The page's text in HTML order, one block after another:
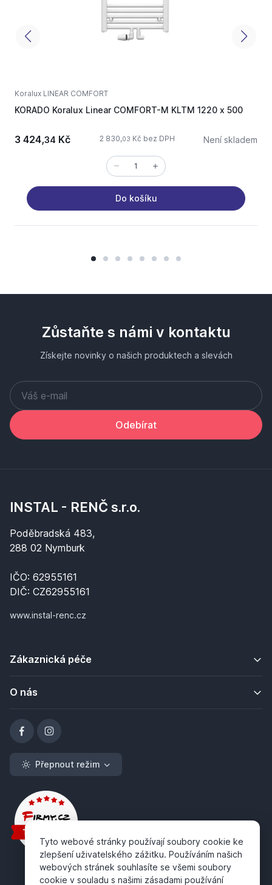
Koralux LINEAR COMFORT
KORADO Koralux Linear COMFORT-M KLTM 1220 x 500
3 424,34 Kč 2 830,03 Kč bez DPH Není skladem
Do košíku
Zůstaňte s námi v kontaktu
Získejte novinky o našich produktech a slevách
Odebírat
INSTAL - RENČ s.r.o.
Poděbradská 483,
288 02 Nymburk
IČO: 62955161
DIČ: CZ62955161
www.instal-renc.cz
Zákaznická péče
O nás
Přepnout režim
Tyto webové stránky používají soubory cookie ke
zlepšení uživatelského zážitku. Používáním našich
webových stránek souhlasíte se všemi soubory
cookie v souladu s našimi zásadami používání